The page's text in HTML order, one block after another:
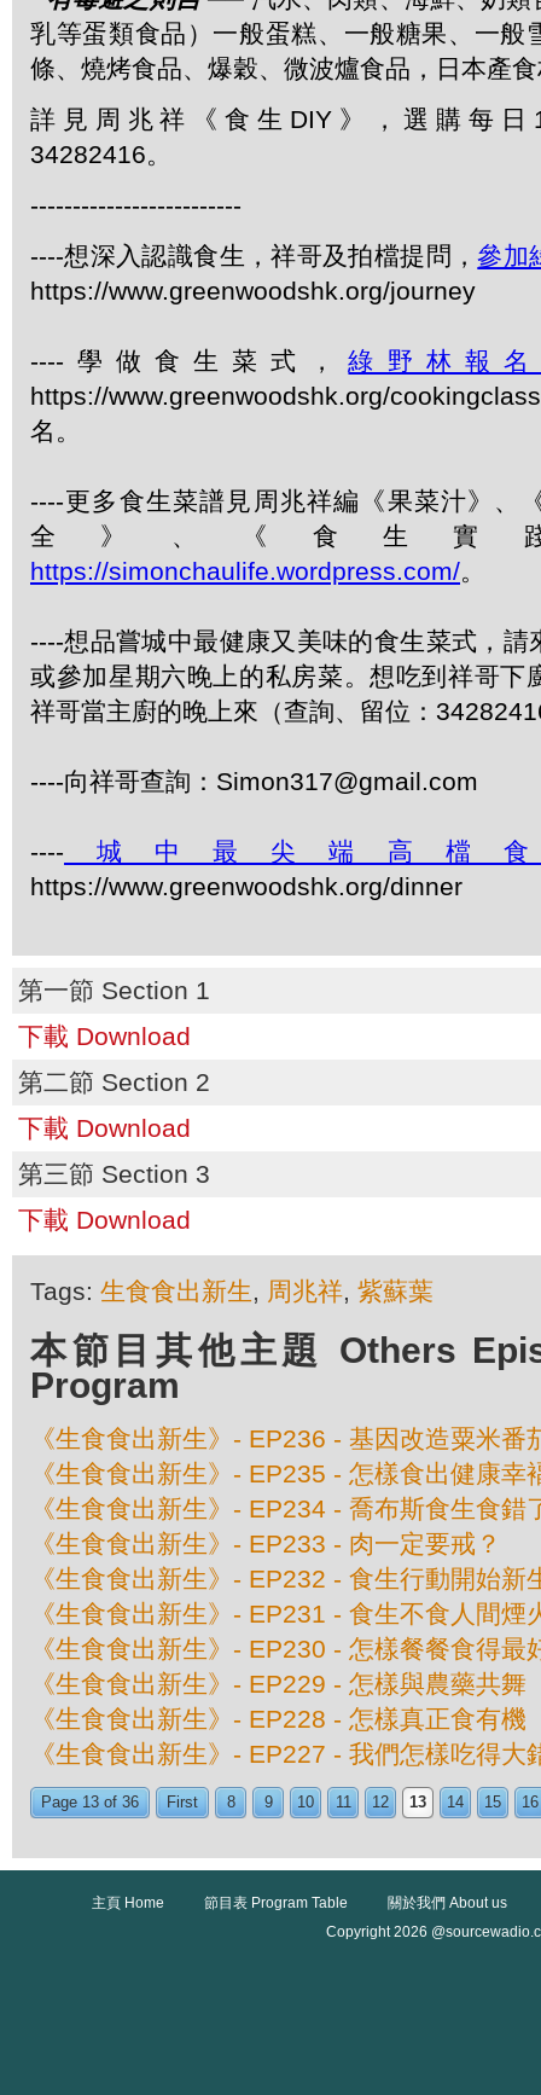
乳等蛋類食品）一般蛋糕、一般糖果、一般
條、燒烤食品、爆穀、微波爐食品，日本產
詳見周兆祥《食生DIY》，選購每日
34282416。
-------------------------
----想深入認識食生，祥哥及拍檔提問，參加
https://www.greenwoodshk.org/journey
----學做食生菜式，綠野林報
https://www.greenwoodshk.org/
名。
----更多食生菜譜見周兆祥編《果菜汁》、
全》、《食生實
https://simonchaulife.wordpress.com/。
----想品嘗城中最健康又美味的食生菜式，請
或參加星期六晚上的私房菜。想吃到祥哥下
祥哥當主廚的晚上來（查詢、留位：
----向祥哥查詢：Simon317@gmail.com
---- 城中最尖端高檔
https://www.greenwoodshk.org/dinner
第一節 Section 1
下載 Download
第二節 Section 2
下載 Download
第三節 Section 3
下載 Download
Tags: 生食食出新生, 周兆祥, 紫蘇葉
本節目其他主題 Others
Program
《生食食出新生》- EP236 - 基因改造粟米番
《生食食出新生》- EP235 - 怎樣食出健康幸
《生食食出新生》- EP234 - 喬布斯食生食錯
《生食食出新生》- EP233 - 肉一定要戒？
《生食食出新生》- EP232 - 食生行動開始新
《生食食出新生》- EP231 - 食生不食人間煙
《生食食出新生》- EP230 - 怎樣餐餐食得最
《生食食出新生》- EP229 - 怎樣與農藥共舞
《生食食出新生》- EP228 - 怎樣真正食有機
《生食食出新生》- EP227 - 我們怎樣吃得大
Page 13 of 36 First 8 9 10 11 12 13 14 15 16
主頁 Home 節目表 Program Table
關於我們 About us
Copyright 2026